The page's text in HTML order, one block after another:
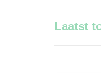
Laatst